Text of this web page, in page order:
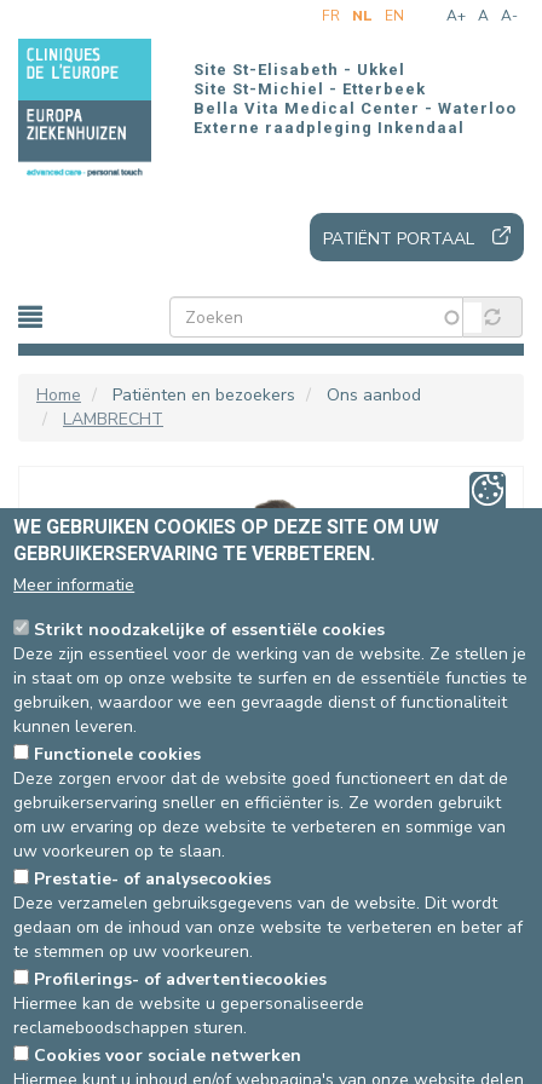
en
naar
inhoud
gaan
A+ A A-
FR NL EN
Site St-Elisabeth - Ukkel
Site St-Michiel - Etterbeek
Bella Vita Medical Center - Waterloo
Externe raadpleging Inkendaal
PATIËNT PORTAAL
Home Patiënten en bezoekers
Ons aanbod
LAMBRECHT
Dr LAMBRECHT Noémia
Niet geconventioneerd
Oftalmologie
Spécialité(s) :Medisch netvlies
Talen: FR, NL, EN
Site St-Elisabeth
Oftalmologie
02-614 27 54
DEVELOP / REDUCE
WE GEBRUIKEN COOKIES OP DEZE SITE OM UW
GEBRUIKERSERVARING TE VERBETEREN.
Meer informatie
Strikt noodzakelijke of essentiële cookies
Deze zijn essentieel voor de werking van de website. Ze stellen je
in staat om op onze website te surfen en de essentiële functies te
gebruiken, waardoor we een gevraagde dienst of functionaliteit
kunnen leveren.
Functionele cookies
Deze zorgen ervoor dat de website goed functioneert en dat de
gebruikerservaring sneller en efficiënter is. Ze worden gebruikt
om uw ervaring op deze website te verbeteren en sommige van
uw voorkeuren op te slaan.
Prestatie- of analysecookies
Deze verzamelen gebruiksgegevens van de website. Dit wordt
gedaan om de inhoud van onze website te verbeteren en beter af
te stemmen op uw voorkeuren.
Profilerings- of advertentiecookies
Hiermee kan de website u gepersonaliseerde
reclameboodschappen sturen.
Cookies voor sociale netwerken